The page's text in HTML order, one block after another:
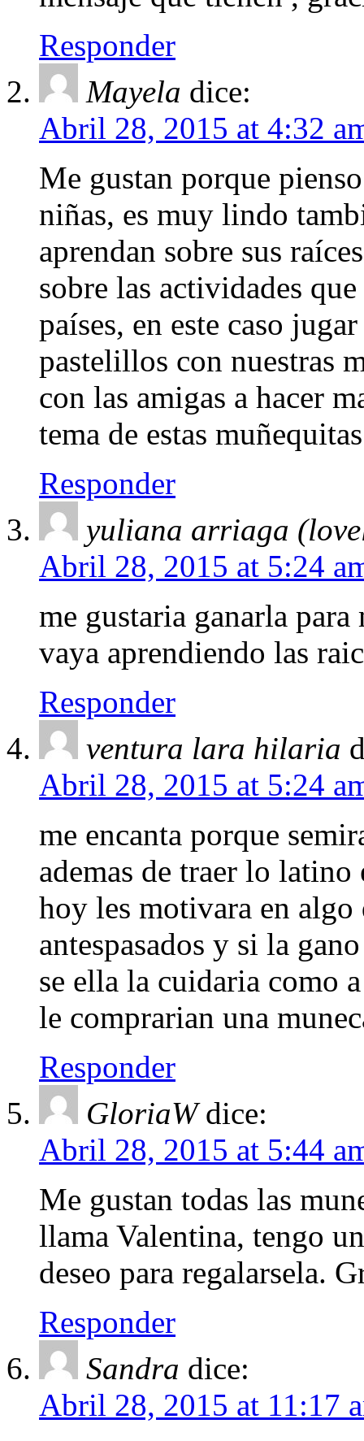
Responder
Mayela dice:
Abril 28, 2015 at 4:32
Me gustan porque
niñas, es muy lindo
aprendan sobre sus
sobre las actividades
países, en este caso
pastelillos con nuestras
con las amigas a hacer
tema de estas muñequitas
Responder
yuliana arriaga
Abril 28, 2015 at 5:24
me gustaria ganarla para
vaya aprendiendo las
Responder
ventura lara hilaria
Abril 28, 2015 at 5:24
me encanta porque
ademas de traer lo latino
hoy les motivara en algo
antespasados y si la
se ella la cuidaria como
le comprarian una
Responder
GloriaW dice:
Abril 28, 2015 at 5:44
Me gustan todas las
llama Valentina, tengo
deseo para regalarsela.
Responder
Sandra dice:
Abril 28, 2015 at 11:17